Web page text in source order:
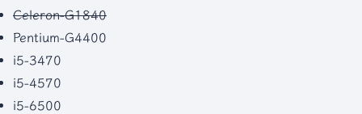
Celeron-G1840
Pentium-G4400
i5-3470
i5-4570
i5-6500